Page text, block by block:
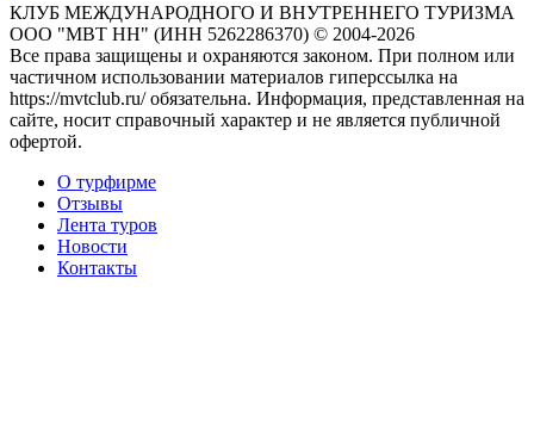
КЛУБ МЕЖДУНАРОДНОГО И ВНУТРЕННЕГО ТУРИЗМА
ООО "МВТ НН" (ИНН 5262286370) © 2004-2026
Все права защищены и охраняются законом. При полном или
частичном использовании материалов гиперссылка на
https://mvtclub.ru/ обязательна. Информация, представленная на
сайте, носит справочный характер и не является публичной
офертой.
О турфирме
Отзывы
Лента туров
Новости
Контакты